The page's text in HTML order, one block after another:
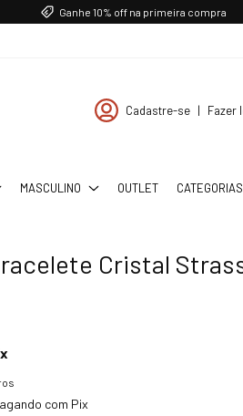
Ganhe 10% off na primeira compra
Cadastre-se | Fazer
MASCULINO OUTLET CATEGORIAS
Cristal
com Pix